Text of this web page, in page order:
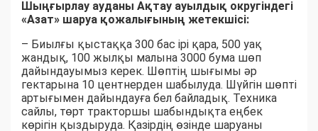
Шыңғырлау ауданы Ақтау ауылдық округіндегі
«Азат» шаруа қожалығының жетекшісі:
– Биылғы қыстаққа 300 бас ірі қара, 500 уақ
жандық, 100 жылқы малына 3000 бума шөп
дайындауымыз керек. Шөптің шығымы әр
гектарына 10 центнерден шабылуда. Шүйгін шөпті
артығымен дайындауға бел байладық. Техника
сайлы, төрт тракторшы шабындықта еңбек
көрігін қыздыруда. Қазірдің өзінде шаруаны